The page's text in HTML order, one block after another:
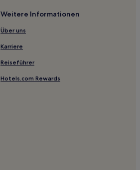
Weitere Informationen
Über uns
Karriere
Reiseführer
Hotels.com Rewards